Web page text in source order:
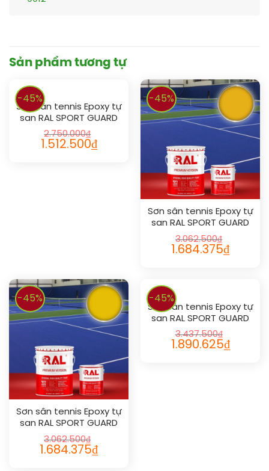
Sản phẩm tương tự
-45%
Sơn sân tennis Epoxy tự
san RAL SPORT GUARD
SL 1027
2.750.000₫
1.512.500₫
-45%
Sơn sân tennis Epoxy tự
san RAL SPORT GUARD
SL 1003
3.062.500₫
1.684.375₫
-45%
Sơn sân tennis Epoxy tự
san RAL SPORT GUARD
SL 1023
3.062.500₫
1.684.375₫
-45%
Sơn sân tennis Epoxy tự
san RAL SPORT GUARD
SL 1018
3.437.500₫
1.890.625₫